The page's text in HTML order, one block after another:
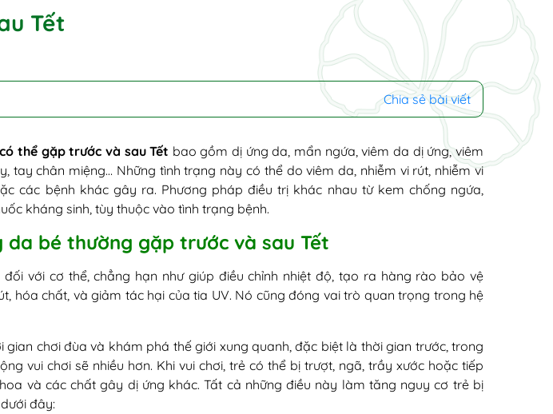
Tết
Chia sẻ bài viết
thể gặp trước và sau Tết bao gồm dị ứng da, mẩn ngứa, viêm da dị ứng, viêm
tay chân miệng… Những tình trạng này có thể do viêm da, nhiễm vi rút, nhiễm vi
các bệnh khác gây ra. Phương pháp điều trị khác nhau từ kem chống ngứa,
kháng sinh, tùy thuộc vào tình trạng bệnh.
da bé thường gặp trước và sau Tết
với cơ thể, chẳng hạn như giúp điều chỉnh nhiệt độ, tạo ra hàng rào bảo vệ
hóa chất, và giảm tác hại của tia UV. Nó cũng đóng vai trò quan trọng trong hệ
gian chơi đùa và khám phá thế giới xung quanh, đặc biệt là thời gian trước, trong
vui chơi sẽ nhiều hơn. Khi vui chơi, trẻ có thể bị trượt, ngã, trầy xước hoặc tiếp
và các chất gây dị ứng khác. Tất cả những điều này làm tăng nguy cơ trẻ bị
đây: